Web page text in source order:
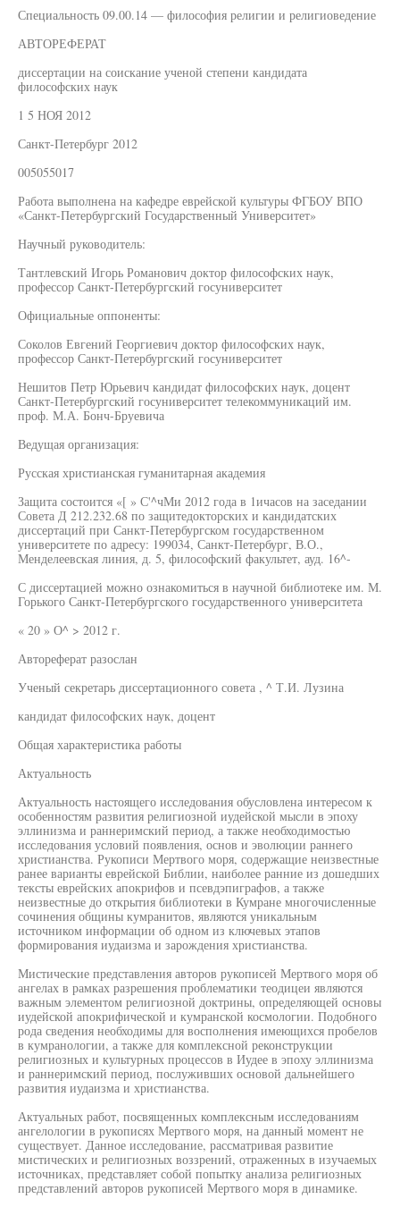
Специальность 09.00.14 — философия религии и религиоведение
АВТОРЕФЕРАТ
диссертации на соискание ученой степени кандидата
философских наук
1 5 НОЯ 2012
Санкт-Петербург 2012
005055017
Работа выполнена на кафедре еврейской культуры ФГБОУ ВПО
«Санкт-Петербургский Государственный Университет»
Научный руководитель:
Тантлевский Игорь Романович доктор философских наук,
профессор Санкт-Петербургский госуниверситет
Официальные оппоненты:
Соколов Евгений Георгиевич доктор философских наук,
профессор Санкт-Петербургский госуниверситет
Нешитов Петр Юрьевич кандидат философских наук, доцент
Санкт-Петербургский госуниверситет телекоммуникаций им.
проф. М.А. Бонч-Бруевича
Ведущая организация:
Русская христианская гуманитарная академия
Защита состоится «[ » С'^чМи 2012 года в 1ичасов на заседании
Совета Д 212.232.68 по защитедокторских и кандидатских
диссертаций при Санкт-Петербургском государственном
университете по адресу: 199034, Санкт-Петербург, В.О.,
Менделеевская линия, д. 5, философский факультет, ауд. 16^-
С диссертацией можно ознакомиться в научной библиотеке им. М.
Горького Санкт-Петербургского государственного университета
« 20 » О^ > 2012 г.
Автореферат разослан
Ученый секретарь диссертационного совета , ^ Т.И. Лузина
кандидат философских наук, доцент
Общая характеристика работы
Актуальность
Актуальность настоящего исследования обусловлена интересом к
особенностям развития религиозной иудейской мысли в эпоху
эллинизма и раннеримский период, а также необходимостью
исследования условий появления, основ и эволюции раннего
христианства. Рукописи Мертвого моря, содержащие неизвестные
ранее варианты еврейской Библии, наиболее ранние из дошедших
тексты еврейских апокрифов и псевдэпиграфов, а также
неизвестные до открытия библиотеки в Кумране многочисленные
сочинения общины кумранитов, являются уникальным
источником информации об одном из ключевых этапов
формирования иудаизма и зарождения христианства.
Мистические представления авторов рукописей Мертвого моря об
ангелах в рамках разрешения проблематики теодицеи являются
важным элементом религиозной доктрины, определяющей основы
иудейской апокрифической и кумранской космологии. Подобного
рода сведения необходимы для восполнения имеющихся пробелов
в кумранологии, а также для комплексной реконструкции
религиозных и культурных процессов в Иудее в эпоху эллинизма
и раннеримский период, послуживших основой дальнейшего
развития иудаизма и христианства.
Актуальных работ, посвященных комплексным исследованиям
ангелологии в рукописях Мертвого моря, на данный момент не
существует. Данное исследование, рассматривая развитие
мистических и религиозных воззрений, отраженных в изучаемых
источниках, представляет собой попытку анализа религиозных
представлений авторов рукописей Мертвого моря в динамике.